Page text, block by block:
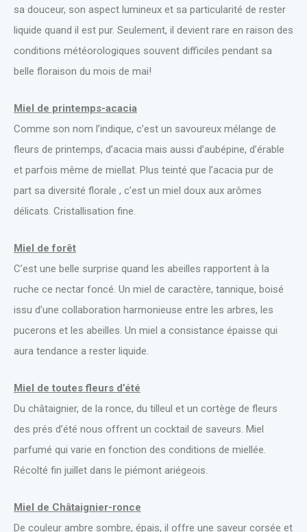
sa douceur, son aspect lumineux et sa particularité de rester
liquide quand il est pur. Seulement, il devient rare en raison des
conditions météorologiques souvent difficiles pendant sa
belle floraison du mois de mai!
Miel de printemps-acacia
Comme son nom l’indique, c’est un savoureux mélange de
fleurs de printemps, d’acacia mais aussi d’aubépine, d’érable
et parfois même de miellat. Plus teinté que l’acacia pur de
part sa diversité florale , c’est un miel doux aux arômes
délicats. Cristallisation fine.
Miel de forêt
C’est une belle surprise quand les abeilles rapportent à la
ruche ce nectar foncé. Un miel de caractère, tannique, boisé
issu d’une collaboration harmonieuse entre les arbres, les
pucerons et les abeilles. Un miel a consistance épaisse qui
aura tendance a rester liquide.
Miel de toutes fleurs d’été
Du châtaignier, de la ronce, du tilleul et un cortège de fleurs
des prés d’été nous offrent un cocktail de saveurs. Miel
parfumé qui varie en fonction des conditions de miellée.
Récolté fin juillet dans le piémont ariégeois.
Miel de Châtaignier-ronce
De couleur ambre sombre, épais, il offre une saveur corsée et